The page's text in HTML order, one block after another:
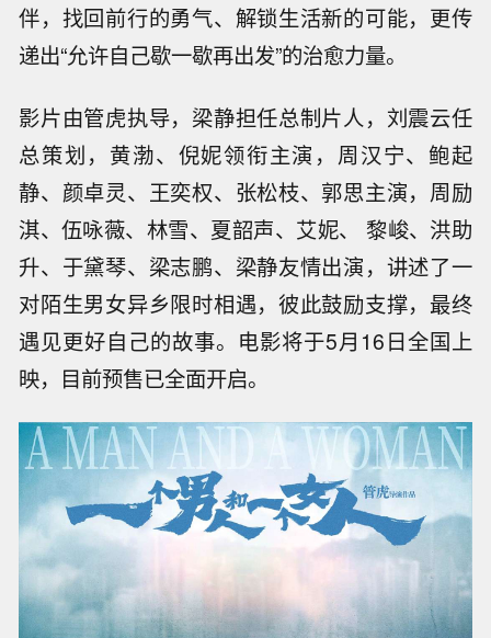
伴，找回前行的勇气、解锁生活新的可能，更传
递出“允许自己歇一歇再出发”的治愈力量。
影片由管虎执导，梁静担任总制片人，刘震云任
总策划，黄渤、倪妮领衔主演，周汉宁、鲍起
静、颜卓灵、王奕权、张松枝、郭思主演，周励
淇、伍咏薇、林雪、夏韶声、艾妮、 黎峻、洪助
升、于黛琴、梁志鹏、梁静友情出演，讲述了一
对陌生男女异乡限时相遇，彼此鼓励支撑，最终
遇见更好自己的故事。电影将于5月16日全国上
映，目前预售已全面开启。